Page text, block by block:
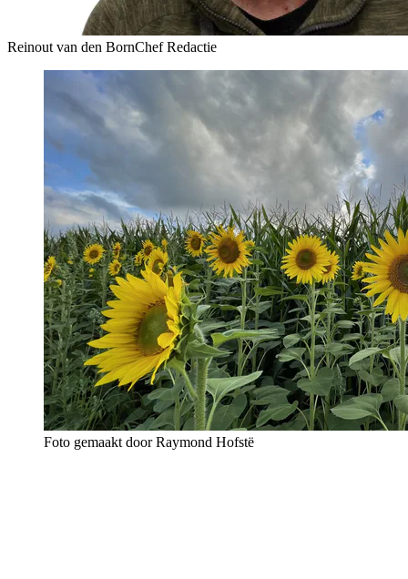
Reinout van den BornChef Redactie
Foto gemaakt door Raymond Hofstë